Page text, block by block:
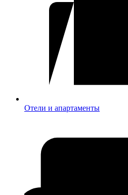
Отели и апартаменты